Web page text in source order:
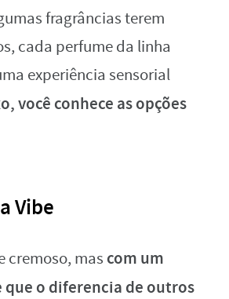
fragrâncias terem
cada perfume da linha
experiência sensorial
você conhece as opções
Vibe
cremoso, mas com um
o diferencia de outros